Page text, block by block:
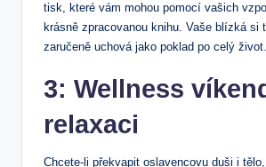
tisk, které vám mohou pomocí vašich
krásně zpracovanou knihu. Vaše blízká si
zaručeně uchová jako poklad po celý život.
3: Wellness
relaxaci
Chcete-li překvapit oslavencovu duši i